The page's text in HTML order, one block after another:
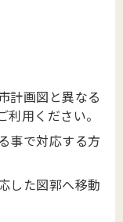
計画図と異なる
用ください。
事で対応する方
した図郭へ移動